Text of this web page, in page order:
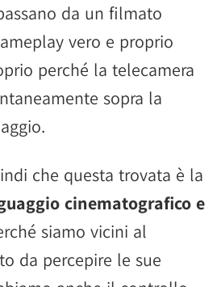
da un filmato
vero e proprio
perché la telecamera
sopra la
che questa trovata è la
cinematografico e
siamo vicini al
da percepire le sue